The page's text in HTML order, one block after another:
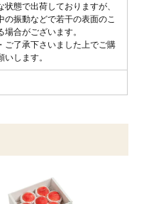
態で出荷しておりますが、
の振動などで若干の表面のこ
合がございます。
ご了承下さいました上でご購
いします。